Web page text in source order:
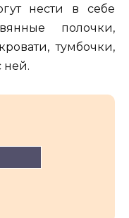
нести в себе
полочки,
тумбочки,